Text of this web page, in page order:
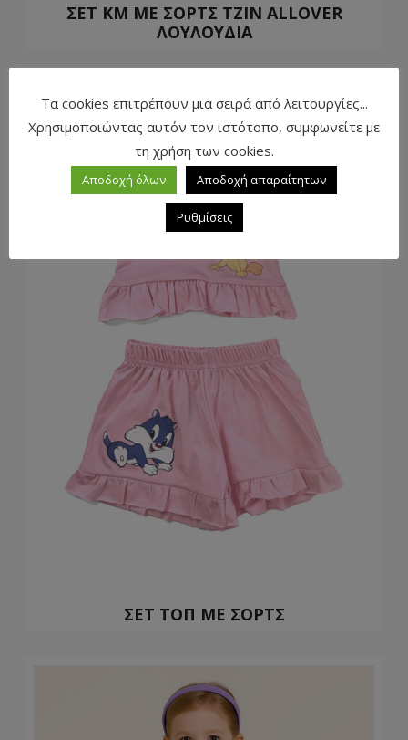
ΣΕΤ ΚΜ ΜΕ ΣΟΡΤΣ ΤΖΙΝ ALLOVER
ΛΟΥΛΟΥΔΙΑ
ΣΕΤ ΤΟΠ ΜΕ ΣΟΡΤΣ
Τα cookies επιτρέπουν μια σειρά από λειτουργίες...
Χρησιμοποιώντας αυτόν τον ιστότοπο, συμφωνείτε με
τη χρήση των cookies.
Αποδοχή όλων Αποδοχή απαραίτητων
Ρυθμίσεις